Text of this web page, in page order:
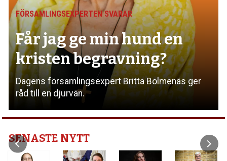
FÖRSAMLINGSEXPERTEN SVARAR
Får jag ge min hunden
kristen begravning?
Dagens församlings­expert Britta Bolmenäs ger
råd till en djurvän.
SENASTE NYTT
BIBELORDET